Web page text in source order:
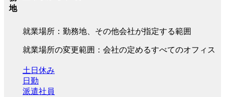
地
就業場所：勤務地、その他会社が指定する範囲
就業場所の変更範囲：会社の定めるすべてのオフィス
土日休み
日勤
派遣社員